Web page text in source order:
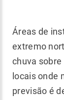
Áreas de
extremo
chuva sobre
locais onde
previsão é